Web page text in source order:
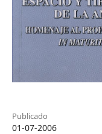
Publicado
01-07-2006